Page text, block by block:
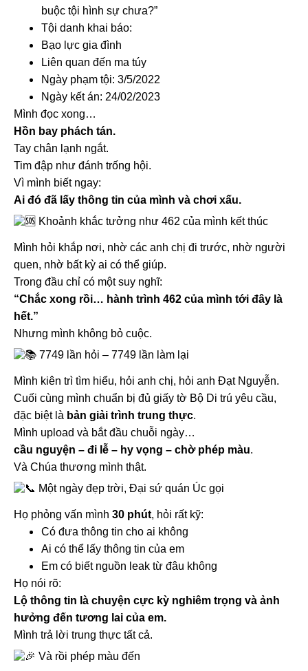
buộc tội hình sự chưa?”
Tội danh khai báo:
Bạo lực gia đình
Liên quan đến ma túy
Ngày phạm tội: 3/5/2022
Ngày kết án: 24/02/2023
Mình đọc xong…
Hồn bay phách tán.
Tay chân lạnh ngắt.
Tim đập như đánh trống hội.
Vì mình biết ngay:
Ai đó đã lấy thông tin của mình và chơi xấu.
Khoảnh khắc tưởng như 462 của mình kết thúc
Mình hỏi khắp nơi, nhờ các anh chị đi trước, nhờ người
quen, nhờ bất kỳ ai có thể giúp.
Trong đầu chỉ có một suy nghĩ:
“Chắc xong rồi… hành trình 462 của mình tới đây là
hết.”
Nhưng mình không bỏ cuộc.
7749 lần hỏi – 7749 lần làm lại
Mình kiên trì tìm hiểu, hỏi anh chị, hỏi anh Đạt Nguyễn.
Cuối cùng mình chuẩn bị đủ giấy tờ Bộ Di trú yêu cầu,
đặc biệt là bản giải trình trung thực.
Mình upload và bắt đầu chuỗi ngày…
cầu nguyện – đi lễ – hy vọng – chờ phép màu.
Và Chúa thương mình thật.
Một ngày đẹp trời, Đại sứ quán Úc gọi
Họ phỏng vấn mình 30 phút, hỏi rất kỹ:
Có đưa thông tin cho ai không
Ai có thể lấy thông tin của em
Em có biết nguồn leak từ đâu không
Họ nói rõ:
Lộ thông tin là chuyện cực kỳ nghiêm trọng và ảnh
hưởng đến tương lai của em.
Mình trả lời trung thực tất cả.
Và rồi phép màu đến